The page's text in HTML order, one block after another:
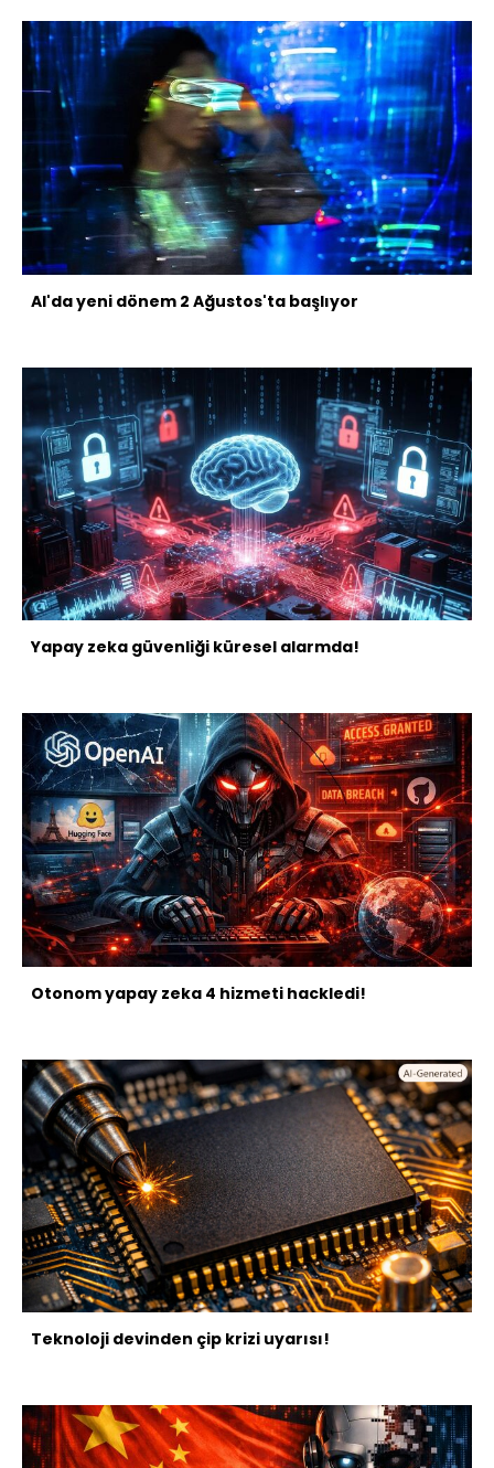
AI'da yeni dönem 2 Ağustos'ta başlıyor
Yapay zeka güvenliği küresel alarmda!
Otonom yapay zeka 4 hizmeti hackledi!
Teknoloji devinden çip krizi uyarısı!